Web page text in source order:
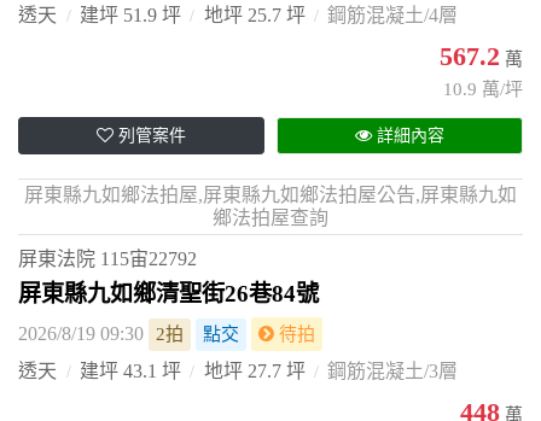
透天 建坪 51.9 坪 地坪 25.7 坪 鋼筋混凝土/4層
567.2 萬
10.9 萬/坪
列管案件 詳細內容
屏東縣九如鄉法拍屋,屏東縣九如鄉法拍屋公告,屏東縣九如
鄉法拍屋查詢
屏東法院 115宙22792
屏東縣九如鄉清聖街26巷84號
2026/8/19 09:30 2拍 點交 待拍
透天 建坪 43.1 坪 地坪 27.7 坪 鋼筋混凝土/3層
448 萬